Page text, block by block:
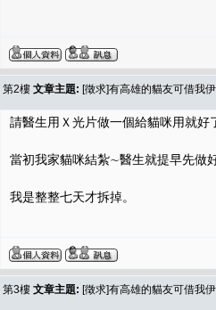
第2樓 文章主題: [徵求]有高雄的貓友可借我
請醫生用Ｘ光片做一個給貓咪用就好
當初我家貓咪結紮∼醫生就提早先做
我是整整七天才拆掉。
第3樓 文章主題: [徵求]有高雄的貓友可借我